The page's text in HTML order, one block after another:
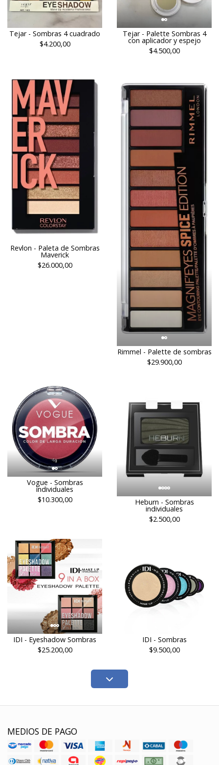
Tejar - Sombras 4 cuadrado
$4.200,00
Tejar - Palette Sombras 4
con aplicador y espejo
$4.500,00
Revlon - Paleta de Sombras
Maverick
$26.000,00
Rimmel - Palette de sombras
$29.900,00
Vogue - Sombras
individuales
$10.300,00
Heburn - Sombras
individuales
$2.500,00
IDI - Eyeshadow Sombras
$25.200,00
IDI - Sombras
$9.500,00
MEDIOS DE PAGO